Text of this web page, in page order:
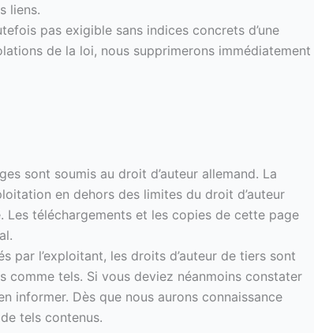
liens.
pas exigible sans indices concrets d’une
de la loi, nous supprimerons immédiatement
sont soumis au droit d’auteur allemand. La
en dehors des limites du droit d’auteur
Les téléchargements et les copies de cette page
par l’exploitant, les droits d’auteur de tiers sont
tels. Si vous deviez néanmoins constater
informer. Dès que nous aurons connaissance
tels contenus.